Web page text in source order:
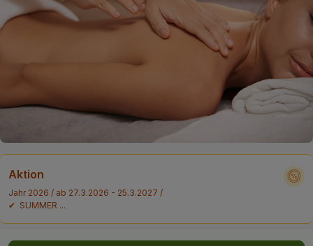
Privat Transfer
Aktion
Jahr 2026 / ab 27.3.2026 - 25.3.2027 /
✔ SUMMER ...